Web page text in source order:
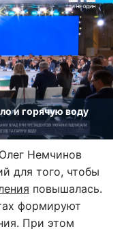
и горячую воду
Немчинов
для того, чтобы
повышалась.
формируют
При этом